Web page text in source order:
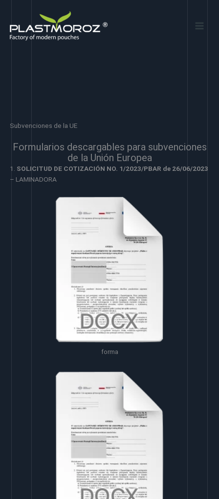
contenido
Subvenciones de la UE
Formularios descargables para subvenciones
de la Unión Europea
1. SOLICITUD DE COTIZACIÓN NO. 1/2023/PBAR de 26/06/2023
– LAMINADORA
forma